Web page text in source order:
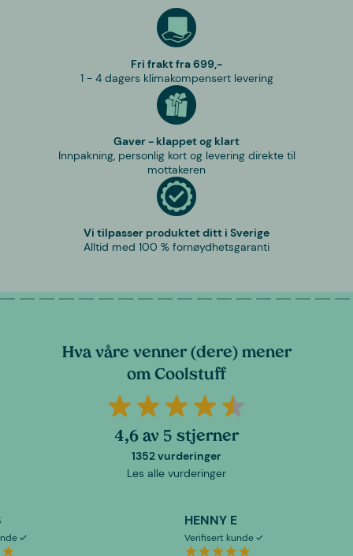
Fri frakt fra 699,-
1 - 4 dagers klimakompensert levering
Gaver - klappet og klart
Innpakning, personlig kort og levering direkte til
mottakeren
Vi tilpasser produktet ditt i Sverige
Alltid med 100 % fornøydhetsgaranti
Hva våre venner (dere) mener
om Coolstuff
4,6 av 5 stjerner
1352 vurderinger
Les alle vurderinger
HENNY E
Verifisert kunde